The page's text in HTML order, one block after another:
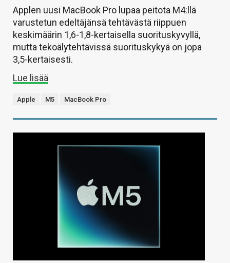
Applen uusi MacBook Pro lupaa peitota M4:llä
varustetun edeltäjänsä tehtävästä riippuen
keskimäärin 1,6-1,8-kertaisella suorituskyvyllä,
mutta tekoälytehtävissä suorituskykyä on jopa
3,5-kertaisesti.
Lue lisää
Apple M5 MacBook Pro